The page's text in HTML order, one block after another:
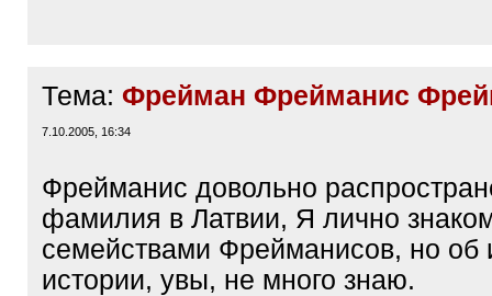
Тема: Фрейман Фрейманис
7.10.2005, 16:34
Фрейманис довольно
фамилия в Латвии, Я лично
семействами Фрейманисов, но об
истории, увы, не много знаю.